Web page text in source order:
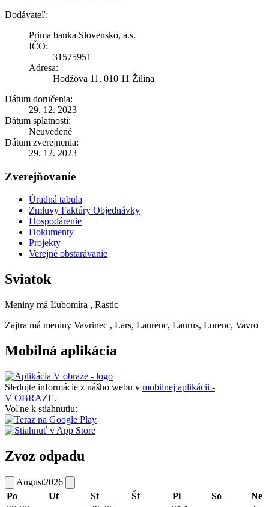
Dodávateľ:
Prima banka Slovensko, a.s.
IČO:
31575951
Adresa:
Hodžova 11, 010 11 Žilina
Dátum doručenia:
29. 12. 2023
Dátum splatnosti:
Neuvedené
Dátum zverejnenia:
29. 12. 2023
Zverejňovanie
Úradná tabula
Zmluvy Faktúry Objednávky
Hospodárenie
Dokumenty
Projekty
Verejné obstarávanie
Sviatok
Meniny má Ľubomíra , Rastic
Zajtra má meniny Vavrinec , Lars, Laurenc, Laurus, Lorenc, Vavro
Mobilná aplikácia
Sledujte informácie z nášho webu v mobilnej aplikácii -
V OBRAZE.
Voľne k stiahnutiu:
Zvoz odpadu
August2026
Po
Ut St Št Pi So
Ne